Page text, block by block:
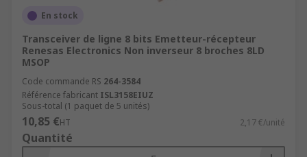
En stock
Transceiver de ligne 8 bits Emetteur-récepteur
Renesas Electronics Non inverseur 8 broches 8LD
MSOP
Code commande RS 264-3584
Référence fabricant ISL3158EIUZ
Sous-total (1 paquet de 5 unités)
10,85 €HT 2,17 €/unité
Quantité